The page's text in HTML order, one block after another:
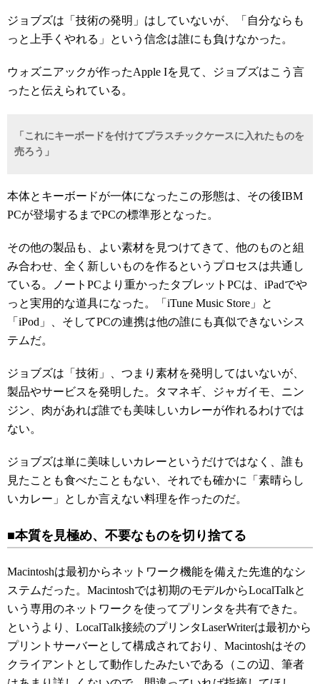
ジョブズは「技術の発明」はしていないが、「自分ならも
っと上手くやれる」という信念は誰にも負けなかった。
ウォズニアックが作ったApple Iを見て、ジョブズはこう言
ったと伝えられている。
「これにキーボードを付けてプラスチックケースに入れたものを
売ろう」
本体とキーボードが一体になったこの形態は、その後IBM
PCが登場するまでPCの標準形となった。
その他の製品も、よい素材を見つけてきて、他のものと組
み合わせ、全く新しいものを作るというプロセスは共通し
ている。ノートPCより重かったタブレットPCは、iPadでや
っと実用的な道具になった。「iTune Music Store」と
「iPod」、そしてPCの連携は他の誰にも真似できないシス
テムだ。
ジョブズは「技術」、つまり素材を発明してはいないが、
製品やサービスを発明した。タマネギ、ジャガイモ、ニン
ジン、肉があれば誰でも美味しいカレーが作れるわけでは
ない。
ジョブズは単に美味しいカレーというだけではなく、誰も
見たことも食べたこともない、それでも確かに「素晴らし
いカレー」としか言えない料理を作ったのだ。
■本質を見極め、不要なものを切り捨てる
Macintoshは最初からネットワーク機能を備えた先進的なシ
ステムだった。Macintoshでは初期のモデルからLocalTalkと
いう専用のネットワークを使ってプリンタを共有できた。
というより、LocalTalk接続のプリンタLaserWriterは最初から
プリントサーバーとして構成されており、Macintoshはその
クライアントとして動作したみたいである（この辺、筆者